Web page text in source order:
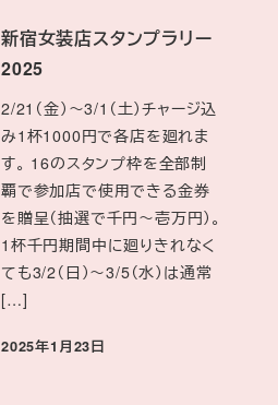
新宿女装店スタンプラリー
2025
2/21（金）～3/1（土）チャージ込
み1杯1000円で各店を廻れま
す。 16のスタンプ枠を全部制
覇で参加店で使用できる金券
を贈呈（抽選で千円～壱万円）。
1杯千円期間中に廻りきれなく
ても3/2（日）～3/5（水）は通常
[…]
投稿日
2025年1月23日